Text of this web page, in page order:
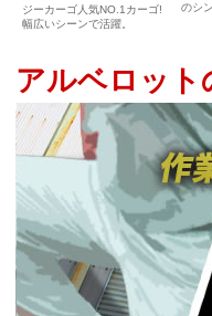
ジーカーゴ人気NO.1カーゴ!
幅広いシーンで活躍。
のシ
アルベロッ